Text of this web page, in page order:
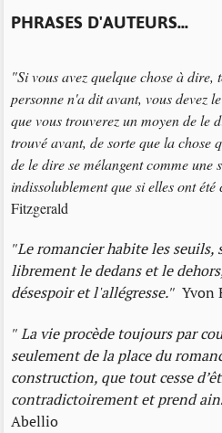
PHRASES D'AUTEURS...
"Si vous avez quelque chose à dire,
personne n'a dit avant, vous devez
que vous trouverez un moyen de le
trouvé avant, de sorte que la chose
de le dire se mélangent comme une
indissolublement que si elles ont été
Fitzgerald
"Le romancier habite les seuils,
librement le dedans et le
désespoir et l'allégresse." Yvon
"La vie procède toujours par
seulement de la place du
construction, que tout cesse
contradictoirement et prend
Abellio